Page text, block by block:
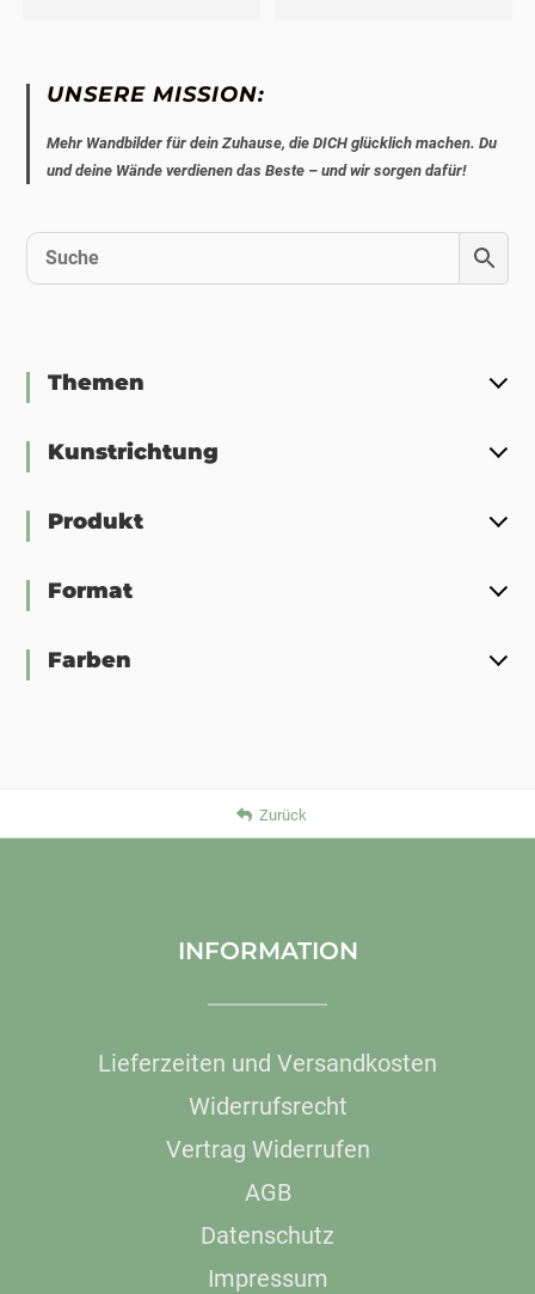
UNSERE MISSION:
Mehr Wandbilder für dein Zuhause, die DICH glücklich machen. Du
und deine Wände verdienen das Beste – und wir sorgen dafür!
Themen
Kunstrichtung
Produkt
Format
Farben
Zurück
INFORMATION
Lieferzeiten und Versandkosten
Widerrufsrecht
Vertrag Widerrufen
AGB
Datenschutz
Impressum